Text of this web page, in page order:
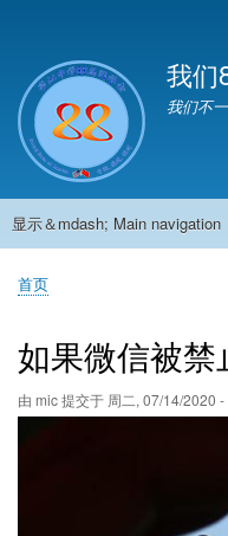
account
menu
我们
我们不
Main
显示＆mdash; Main navigation
首页
881班动态
882班动态
883班动态
884班动态
56班动态
留言板
申请用户
面
屑
首页
如果微信被禁
由 mic提交于 周二, 07/14/2020